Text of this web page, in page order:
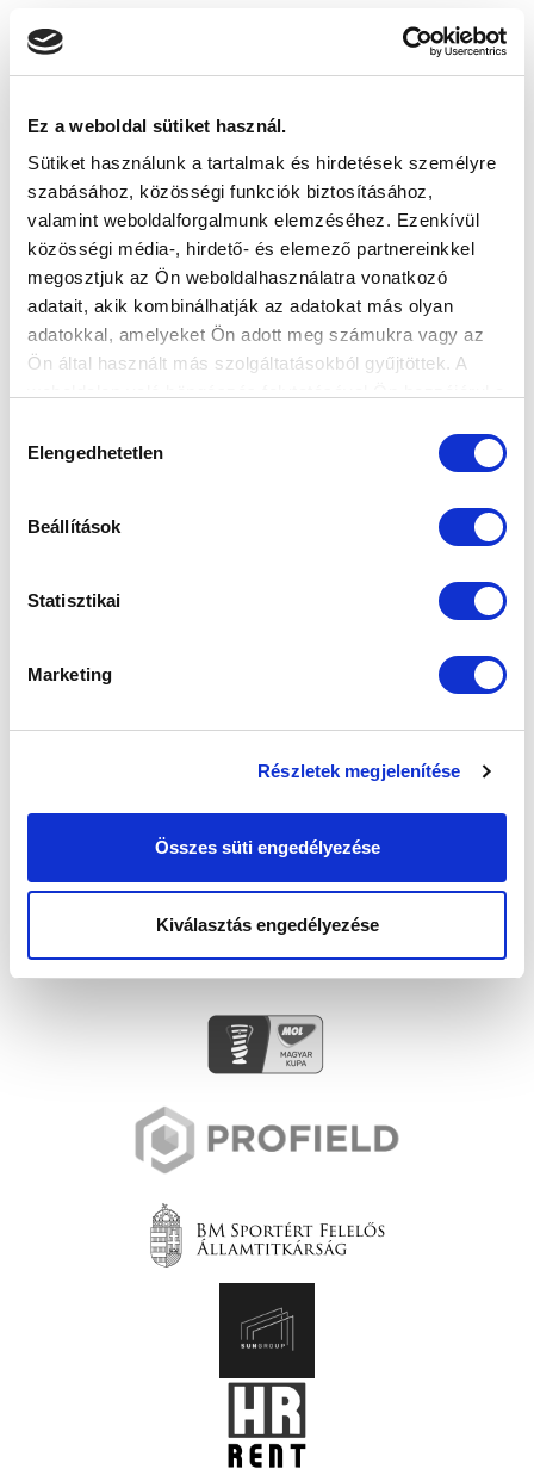
Ez a weboldal sütiket használ.
Sütiket használunk a tartalmak és hirdetések személyre
szabásához, közösségi funkciók biztosításához,
valamint weboldalforgalmunk elemzéséhez. Ezenkívül
közösségi média-, hirdető- és elemező partnereinkkel
megosztjuk az Ön weboldalhasználatra vonatkozó
adatait, akik kombinálhatják az adatokat más olyan
adatokkal, amelyeket Ön adott meg számukra vagy az
Ön által használt más szolgáltatásokból gyűjtöttek. A
kiválasztása
Elengedhetetlen
Beállítások
Statisztikai
Marketing
Részletek megjelenítése
Összes süti engedélyezése
Kiválasztás engedélyezése
SÁNDOR KÁROLY LABDARÚGÓ AKADÉMIA
MTK BUDAPEST II
VS
SZEKSZÁRDI UFC
MTK BUDAPEST HÍRLEVÉL
Ne maradjon le egy eseményről sem! Iratkozzon fel ingyenes
hírlevelünkre: